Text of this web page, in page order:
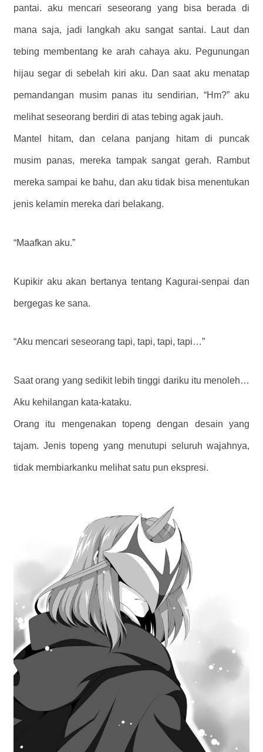
pantai. aku mencari seseorang yang bisa berada di
mana saja, jadi langkah aku sangat santai. Laut dan
tebing membentang ke arah cahaya aku. Pegunungan
hijau segar di sebelah kiri aku. Dan saat aku menatap
pemandangan musim panas itu sendirian, “Hm?” aku
melihat seseorang berdiri di atas tebing agak jauh.
Mantel hitam, dan celana panjang hitam di puncak
musim panas, mereka tampak sangat gerah. Rambut
mereka sampai ke bahu, dan aku tidak bisa menentukan
jenis kelamin mereka dari belakang.
“Maafkan aku.”
Kupikir aku akan bertanya tentang Kagurai-senpai dan
bergegas ke sana.
“Aku mencari seseorang tapi, tapi, tapi, tapi…”
Saat orang yang sedikit lebih tinggi dariku itu menoleh…
Aku kehilangan kata-kataku.
Orang itu mengenakan topeng dengan desain yang
tajam. Jenis topeng yang menutupi seluruh wajahnya,
tidak membiarkanku melihat satu pun ekspresi.